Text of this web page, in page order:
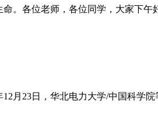
。各位老师，各位同学，大家下午
月23日，华北电力大学/中国科学